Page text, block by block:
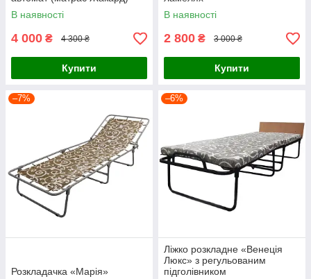
В наявності
4 000 ₴ 4 300 ₴
Купити
В наявності
2 800 ₴ 3 000 ₴
Купити
–7%
Розкладачка «Марія»
–6%
Ліжко розкладне «Венеція
Люкс» з регульованим
підголівником